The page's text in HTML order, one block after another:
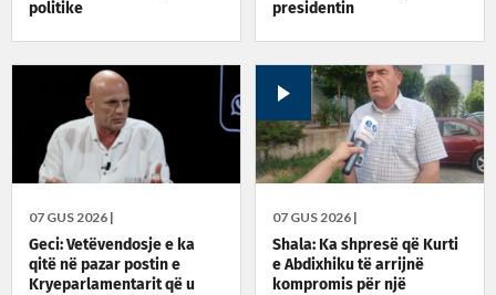
politike
presidentin
07 GUS 2026 |
Geci: Vetëvendosje e ka
qitë në pazar postin e
Kryeparlamentarit që u
07 GUS 2026 |
Shala: Ka shpresë që Kurti
e Abdixhiku të arrijnë
kompromis për një